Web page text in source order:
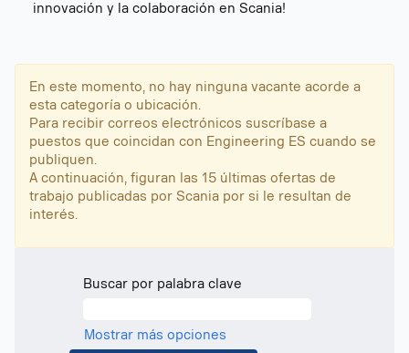
innovación y la colaboración en Scania!
En este momento, no hay ninguna vacante acorde a
esta categoría o ubicación.
Para recibir correos electrónicos suscríbase a
puestos que coincidan con Engineering ES cuando se
publiquen.
A continuación, figuran las 15 últimas ofertas de
trabajo publicadas por Scania por si le resultan de
interés.
Buscar por palabra clave
Mostrar más opciones